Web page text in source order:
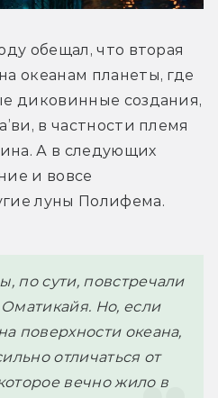
обещал, что вторая
океанам планеты, где
диковинные создания,
в частности племя
А в следующих
и вовсе
луны Полифема.
по сути, повстречали
Но, если
поверхности океана,
отличаться от
вечно жило в